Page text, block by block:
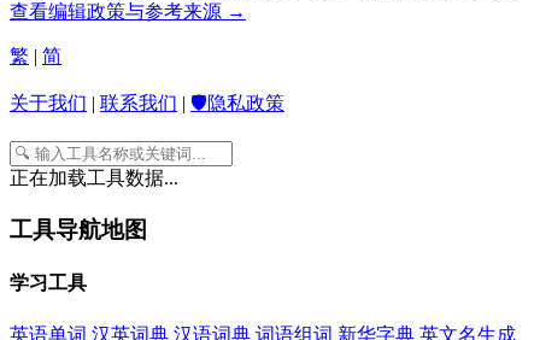
查看编辑政策与参考来源 →
繁 | 简
关于我们 | 联系我们 | 🛡️隐私政策
正在加载工具数据...
工具导航地图
学习工具
英语单词 汉英词典 汉语词典 词语组词 新华字典 英文名生成